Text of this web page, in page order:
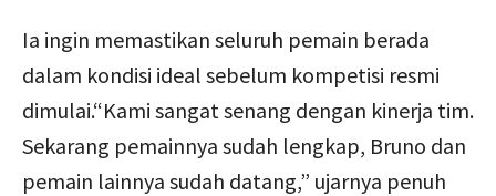
Ia ingin memastikan seluruh pemain berada
dalam kondisi ideal sebelum kompetisi resmi
dimulai.“Kami sangat senang dengan kinerja tim.
Sekarang pemainnya sudah lengkap, Bruno dan
pemain lainnya sudah datang,” ujarnya penuh